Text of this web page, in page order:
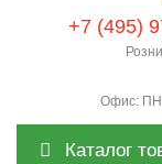
+7 (495)
Офис:
Каталог